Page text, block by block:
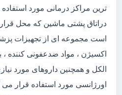
ترین مراکز درمانی مورد
دراتاق پشتی ماشین که محل
است مجموعه ای از تجهیزات
اکسیژن ، مواد ضدعفونی کننده ،
الکل و همچنین داروهای مورد
اورژانسی مورد استفاده قرار می